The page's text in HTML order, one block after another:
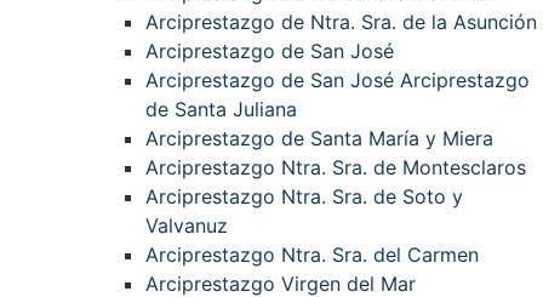
Arciprestazgo de Ntra. Sra. de la Asunción
Arciprestazgo de San José
Arciprestazgo de San José Arciprestazgo
de Santa Juliana
Arciprestazgo de Santa María y Miera
Arciprestazgo Ntra. Sra. de Montesclaros
Arciprestazgo Ntra. Sra. de Soto y
Valvanuz
Arciprestazgo Ntra. Sra. del Carmen
Arciprestazgo Virgen del Mar